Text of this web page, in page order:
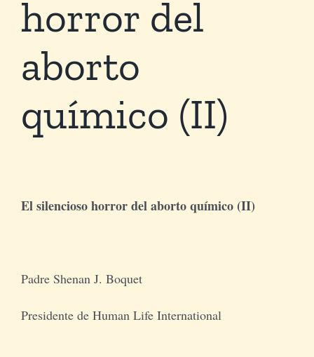
Temas
Boletín Electrónico
Media
Buscar
horror del
aborto
químico (II)
El silencioso horror del aborto químico (II)
Padre Shenan J. Boquet
Presidente de Human Life International